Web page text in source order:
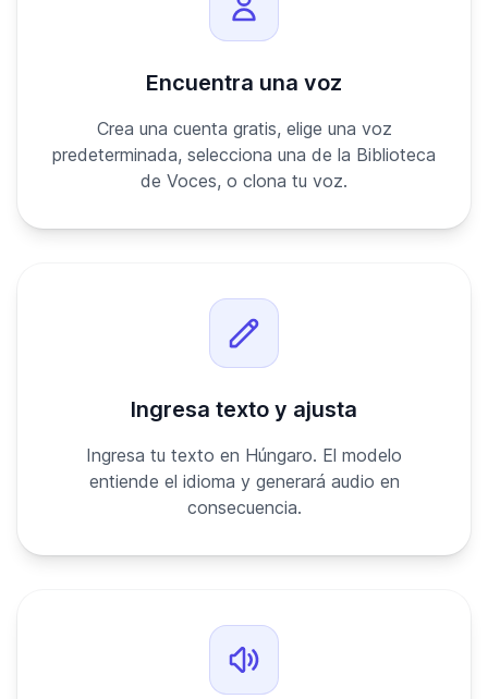
Encuentra una voz
Crea una cuenta gratis, elige una voz
predeterminada, selecciona una de la Biblioteca
de Voces, o clona tu voz.
Ingresa texto y ajusta
Ingresa tu texto en Húngaro. El modelo
entiende el idioma y generará audio en
consecuencia.